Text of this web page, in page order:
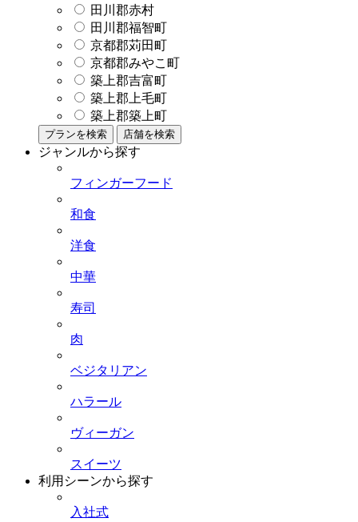
田川郡赤村
田川郡福智町
京都郡苅田町
京都郡みやこ町
築上郡吉富町
築上郡上毛町
築上郡築上町
プランを検索 店舗を検索
ジャンルから探す
フィンガーフード
和食
洋食
中華
寿司
肉
ベジタリアン
ハラール
ヴィーガン
スイーツ
利用シーンから探す
入社式